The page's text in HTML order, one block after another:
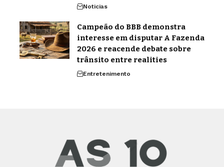
Noticias
Campeão do BBB demonstra
interesse em disputar A Fazenda
2026 e reacende debate sobre
trânsito entre realities
Entretenimento